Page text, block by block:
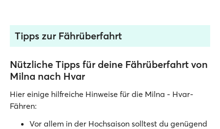
Tipps zur Fährüberfahrt
Nützliche Tipps für deine Fährüberfahrt von
Milna nach Hvar
Hier einige hilfreiche Hinweise für die Milna - Hvar-
Fähren:
Vor allem in der Hochsaison solltest du genügend